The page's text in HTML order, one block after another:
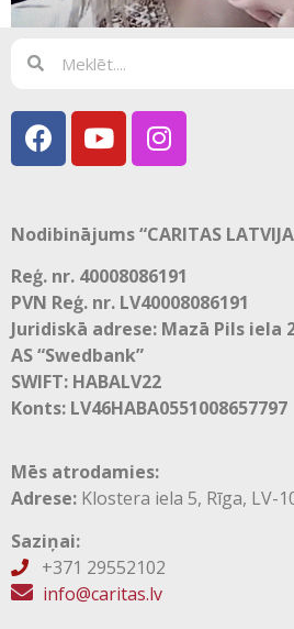
Nodibinājums “CARITAS
Reģ. nr. 40008086191
PVN Reģ. nr. LV40008086191
Juridiskā adrese: Mazā Pils iela
AS “Swedbank”
SWIFT: HABALV22
Konts: LV46HABA0551008657797
Mēs atrodamies:
Adrese: Klostera iela 5, Rīga, LV-
Saziņai:
+371 29552102
 info@caritas.lv